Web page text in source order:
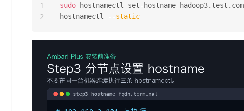
sudo hostnamectl set-hostname hadoop3.test.com
hostnamectl
--static
1
2